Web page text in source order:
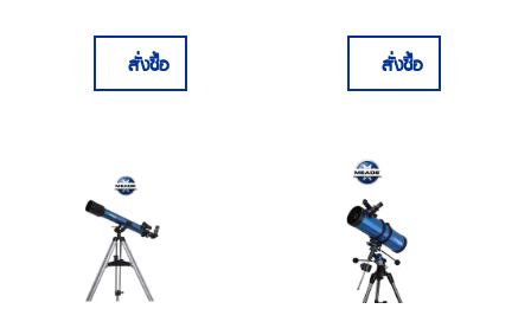
สั่งซื้อ สั่งซื้อ